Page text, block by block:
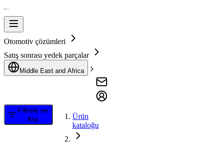
Otomotiv çözümleri
Satış sonrası yedek parçalar
Middle East and Africa
Filtrele ve
Ara
Ürün
kataloğu